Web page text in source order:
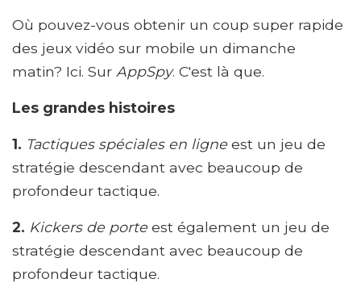
Où pouvez-vous obtenir un coup super rapide
des jeux vidéo sur mobile un dimanche
matin? Ici. Sur AppSpy. C'est là que.
Les grandes histoires
1. Tactiques spéciales en ligne est un jeu de
stratégie descendant avec beaucoup de
profondeur tactique.
2. Kickers de porte est également un jeu de
stratégie descendant avec beaucoup de
profondeur tactique.